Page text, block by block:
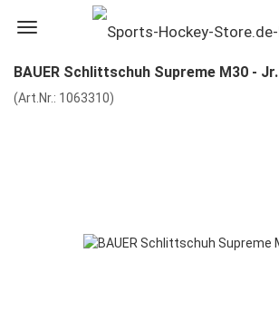
BAUER Schlittschuh Supreme M30 - Jr.
(Art.Nr.: 1063310)